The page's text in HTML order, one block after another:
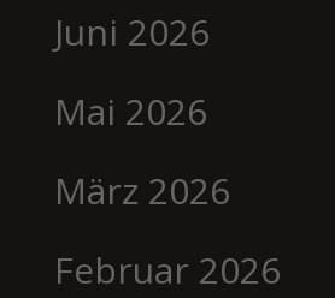
Juni 2026
Mai 2026
März 2026
Februar 2026